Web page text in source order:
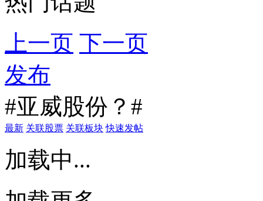
上一页 下一页
发布
#亚威股份？#
最新 关联股票 关联板块 快速发帖
加载中...